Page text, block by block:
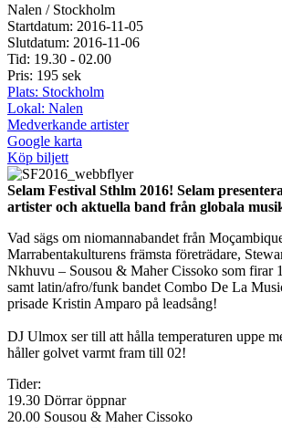
Nalen / Stockholm
Startdatum: 2016-11-05
Slutdatum: 2016-11-06
Tid: 19.30 - 02.00
Pris: 195 sek
Plats: Stockholm
Lokal: Nalen
Medverkande artister
Google karta
Köp biljett
Selam Festival Sthlm 2016! Selam
artister och aktuella band från globala
Vad sägs om niomannabandet från
Marrabentakulturens främsta företrädare,
Nkhuvu – Sousou & Maher Cissoko som firar
samt latin/afro/funk bandet Combo De La
prisade Kristin Amparo på leadsång!
DJ Ulmox ser till att hålla temperaturen uppe
håller golvet varmt fram till 02!
Tider:
19.30 Dörrar öppnar
20.00 Sousou & Maher Cissoko